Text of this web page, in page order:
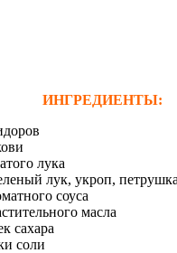
ИНГРЕДИЕНТЫ:
лука
лук, укроп,
соуса
масла
сахара
соли